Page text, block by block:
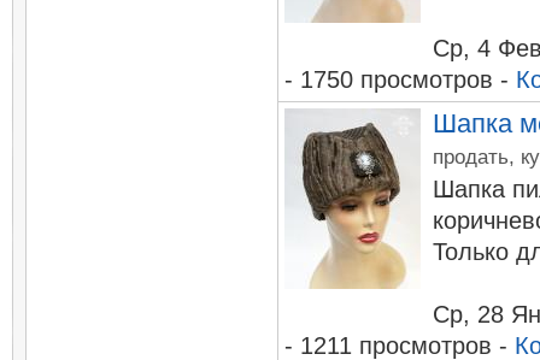
Ср, 4
- 1750 просмотров -
Шапка
продать,
Шапка
Только
Ср, 28
- 1211 просмотров -